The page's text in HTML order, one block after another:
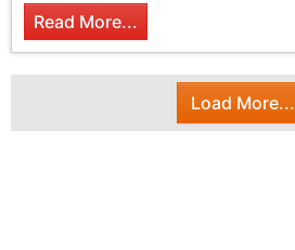
Read More...
Load More...